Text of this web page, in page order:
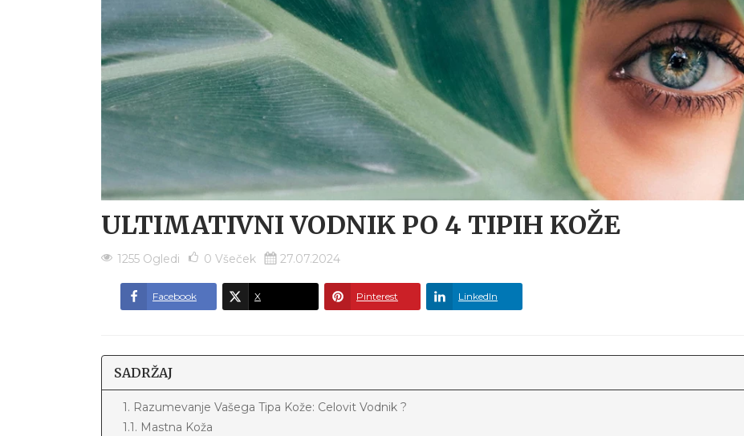
ULTIMATIVNI VODNIK PO 4 TIPIH KOŽE
1255 Ogledi 0 Všeček 27.07.2024
Facebook X Pinterest LinkedIn
SADRŽAJ
1. Razumevanje Vašega Tipa Kože: Celovit Vodnik ?
1.1. Mastna Koža